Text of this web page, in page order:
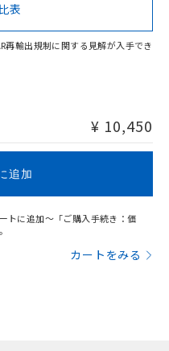
性があります。
表
再輸出規制に関する見解が入手でき
¥ 10,450
追加
トに追加～「ご購入手続き：価
カートをみる